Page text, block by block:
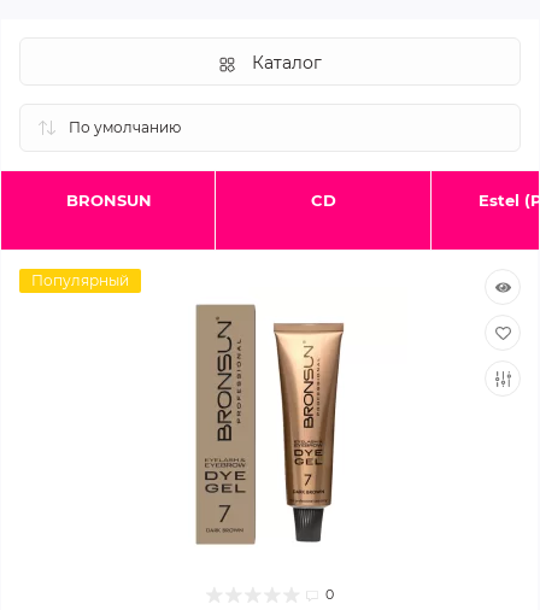
Каталог
BRONSUN CD Estel
Популярный
0